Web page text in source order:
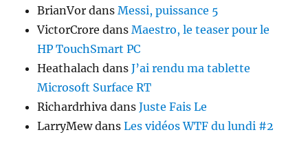
BrianVor dansMessi, puissance 5
VictorCrore dansMaestro, le teaser pour le
HP TouchSmart PC
Heathalach dansJ’ai rendu ma tablette
Microsoft Surface RT
Richardrhiva dansJuste Fais Le
LarryMewdansLes vidéos WTF du lundi #2